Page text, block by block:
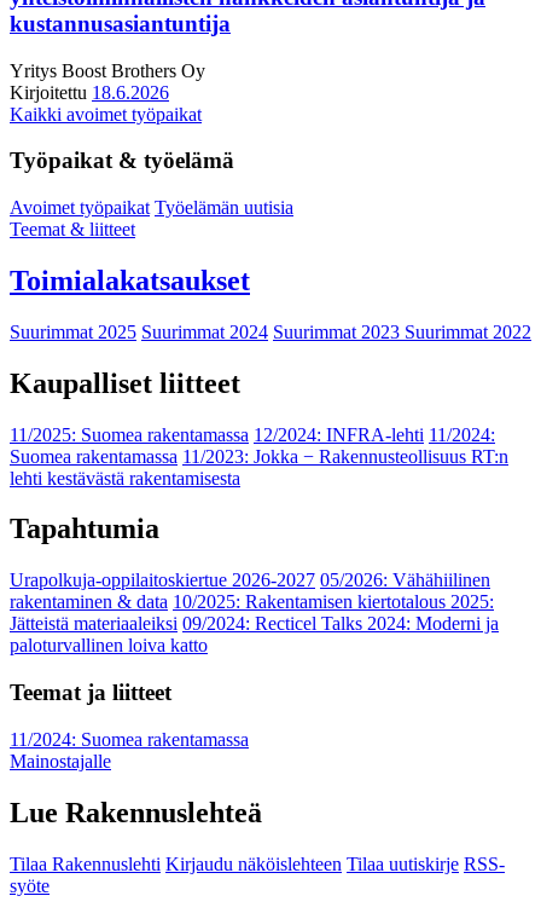
kustannusasiantuntija
Yritys Boost Brothers Oy
Kirjoitettu 18.6.2026
Kaikki avoimet työpaikat
Työpaikat & työelämä
Avoimet työpaikat Työelämän uutisia
Teemat & liitteet
Toimialakatsaukset
Suurimmat 2025 Suurimmat 2024 Suurimmat 2023 Suurimmat 2022
Kaupalliset liitteet
11/2025: Suomea rakentamassa 12/2024: INFRA-lehti 11/2024:
Suomea rakentamassa 11/2023: Jokka − Rakennusteollisuus RT:n
lehti kestävästä rakentamisesta
Tapahtumia
Urapolkuja-oppilaitoskiertue 2026-2027 05/2026: Vähähiilinen
rakentaminen & data 10/2025: Rakentamisen kiertotalous 2025:
Jätteistä materiaaleiksi 09/2024: Recticel Talks 2024: Moderni ja
paloturvallinen loiva katto
Teemat ja liitteet
11/2024: Suomea rakentamassa
Mainostajalle
Lue Rakennuslehteä
Tilaa Rakennuslehti Kirjaudu näköislehteen Tilaa uutiskirje RSS-
syöte